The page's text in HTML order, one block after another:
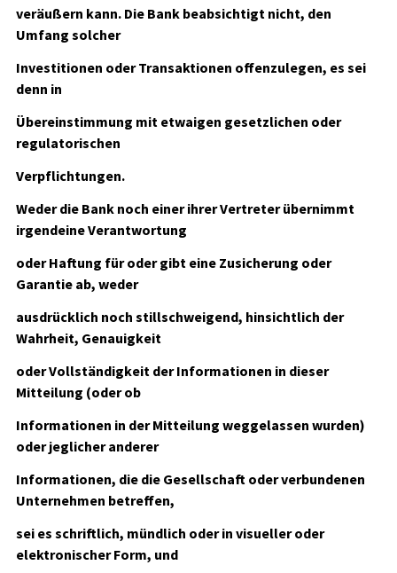
veräußern kann. Die Bank beabsichtigt nicht, den
Umfang solcher
Investitionen oder Transaktionen offenzulegen, es sei
denn in
Übereinstimmung mit etwaigen gesetzlichen oder
regulatorischen
Verpflichtungen.
Weder die Bank noch einer ihrer Vertreter übernimmt
irgendeine Verantwortung
oder Haftung für oder gibt eine Zusicherung oder
Garantie ab, weder
ausdrücklich noch stillschweigend, hinsichtlich der
Wahrheit, Genauigkeit
oder Vollständigkeit der Informationen in dieser
Mitteilung (oder ob
Informationen in der Mitteilung weggelassen wurden)
oder jeglicher anderer
Informationen, die die Gesellschaft oder verbundenen
Unternehmen betreffen,
sei es schriftlich, mündlich oder in visueller oder
elektronischer Form, und